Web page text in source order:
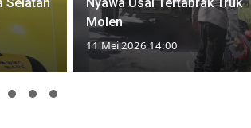
Selatan
Nyawa Usai Tertabrak Truk
Molen
11 Mei 2026 14:00